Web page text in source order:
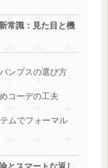
常識：見た目と機
ンプスの選び方
コーデの工夫
ムでフォーマル